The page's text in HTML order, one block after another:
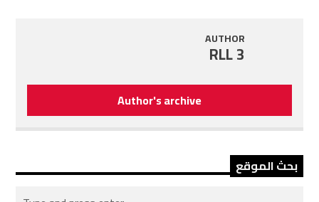
AUTHOR
RLL 3
Author's archive
بحث الموقع